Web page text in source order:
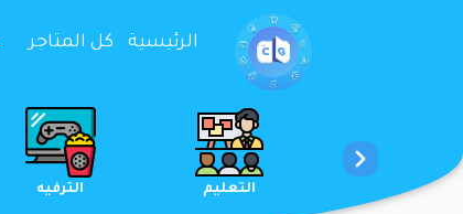
تخطي إلى المحتوى
الرئيسية كل المتاجر
التعليم الجمال والعناية الخدمات